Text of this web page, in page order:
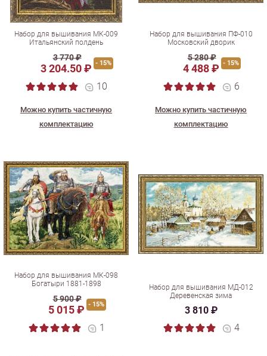
Набор для вышивания МК-009
Итальянский полдень
3 770 ₽
3 204.50 ₽ - 15%
10
Можно купить частичную
комплектацию
Набор для вышивания ПФ-010
Московский дворик
5 280 ₽
4 488 ₽ - 15%
6
Можно купить частичную
комплектацию
Набор для вышивания МК-098
Богатыри 1881-1898
5 900 ₽
5 015 ₽ - 15%
1
Набор для вышивания МД-012
Деревенская зима
3 810 ₽
4